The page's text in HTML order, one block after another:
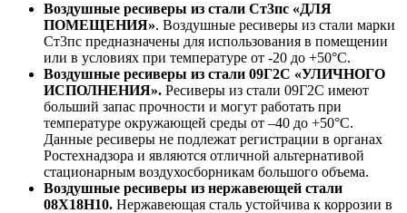
Воздушные ресиверы из стали Ст3пс «ДЛЯ
ПОМЕЩЕНИЯ». Воздушные ресиверы из стали марки
Ст3пс предназначены для использования в помещении
или в условиях при температуре от -20 до +50°С.
Воздушные ресиверы из стали 09Г2С «УЛИЧНОГО
ИСПОЛНЕНИЯ». Ресиверы из стали 09Г2С имеют
больший запас прочности и могут работать при
температуре окружающей среды от –40 до +50°С.
Данные ресиверы не подлежат регистрации в органах
Ростехнадзора и являются отличной альтернативой
стационарным воздухосборникам большого объема.
Воздушные ресиверы из нержавеющей стали
08Х18Н10. Нержавеющая сталь устойчива к коррозии в